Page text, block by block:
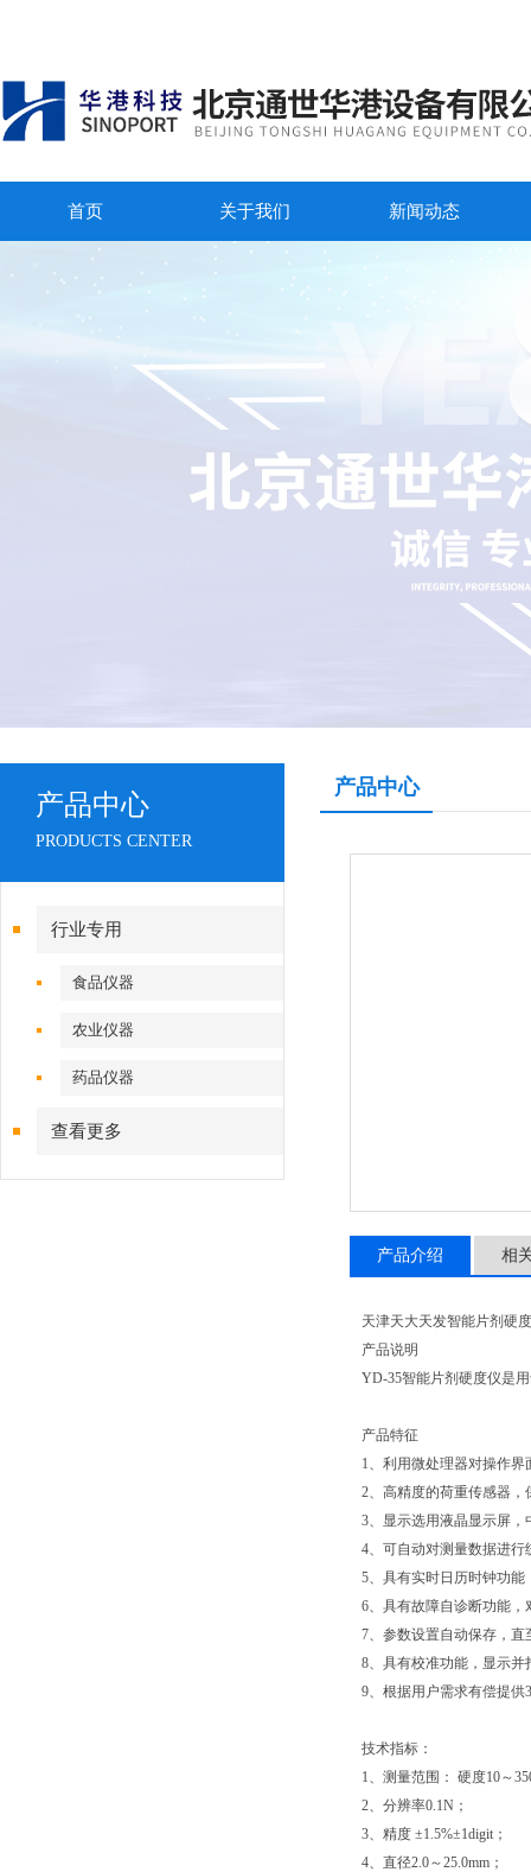
首页 关于我们 新闻动态
产品中心
PRODUCTS CENTER
行业专用
食品仪器
农业仪器
药品仪器
查看更多
产品中心
产品介绍 相
天津天大天发智能片剂硬
产品说明
YD-35智能片剂硬度仪是
产品特征
1、利用微处理器对操作
2、高精度的荷重传感器
3、显示选用液晶显示屏
4、可自动对测量数据进
5、具有实时日历时钟功
6、具有故障自诊断功能
7、参数设置自动保存，
8、具有校准功能，显示
9、根据用户需求有偿提
技术指标：
1、测量范围： 硬度10～
2、分辨率0.1N；
3、精度 ±1.5%±1digit；
4、直径2.0～25.0mm；